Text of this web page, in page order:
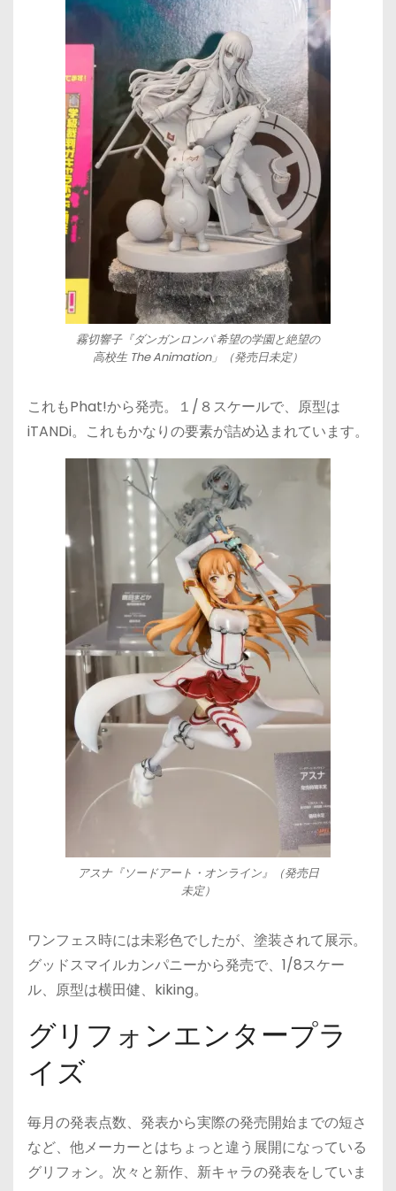
霧切響子『ダンガンロンパ 希望の学園と絶望の
高校生 The Animation」（発売日未定）
これもPhat!から発売。１/８スケールで、原型は
iTANDi。これもかなりの要素が詰め込まれています。
アスナ『ソードアート・オンライン』（発売日
未定）
ワンフェス時には未彩色でしたが、塗装されて展示。
グッドスマイルカンパニーから発売で、1/8スケー
ル、原型は横田健、kiking。
グリフォンエンタープラ
イズ
毎月の発表点数、発表から実際の発売開始までの短さ
など、他メーカーとはちょっと違う展開になっている
グリフォン。次々と新作、新キャラの発表をしていま